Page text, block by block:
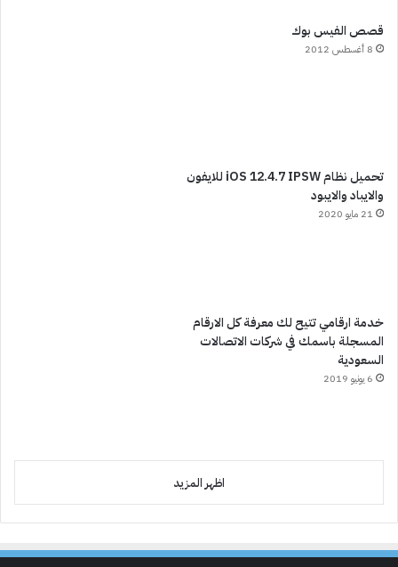
قصص الفيس بوك
8 أغسطس 2012
تحميل نظام iOS 12.4.7 IPSW للايفون
والايباد والايبود
21 مايو 2020
خدمة ارقامي تتيح لك معرفة كل الارقام
المسجلة باسمك في شركات الاتصالات
السعودية
6 يونيو 2019
اظهر المزيد